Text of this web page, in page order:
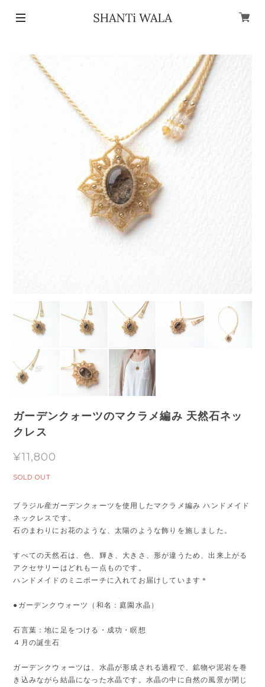
ガーデンクォーツのマクラメ編み 天然石ネッ
クレス
¥11,800
SOLD OUT
ブラジル産ガーデンクォーツを使用したマクラメ編み ハンドメイド
ネックレスです。
石のまわりにお花のような、太陽のような飾りを施しました。
すべての天然石は、色、輝き、大きさ、形が違うため、出来上がる
アクセサリーはどれも一点ものです。
ハンドメイドのミニポーチに入れてお届けしています＊
●ガーデンクウォーツ（和名：庭園水晶）
石言葉：地に足をつける・成功・瞑想
４月の誕生石
ガーデンクウォーツは、水晶が形成される過程で、鉱物や泥岩を巻
き込みながら結晶になった水晶です。水晶の中に自然の風景が閉じ